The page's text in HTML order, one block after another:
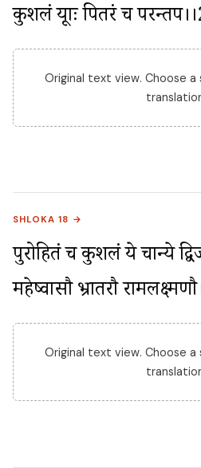
कुशलं ब्रूयाः पितरं च
Original text view. Choose
SHLOKA 18 →
पुरोहितं च कुशलं ये चान्ये
महेष्वासौ भ्रातरौ
Original text view. Choose